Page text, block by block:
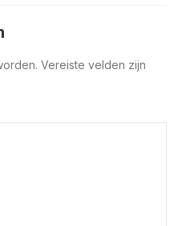
Vereiste velden zijn